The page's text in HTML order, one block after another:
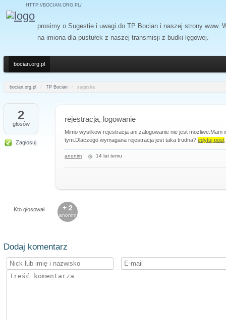
HTTP://BOCIAN.ORG.PL/
prosimy o Sugestie i uwagi do TP Bocian i naszej strony www.
na imiona dla pustułek z naszej transmisji z budki lęgowej.
bocian.org.pl
bocian.org.pl / TP Bocian / sugestia
2
głosów
Zagłosuj
rejestracja, logowanie
Mimo wysilkow rejestracja ani zalogowanie nie jest
tym.Dlaczego wymagana rejestracja jest taka trudna? edytuj post
anonim 14 lat temu
Kto głosował + 2
anonim
Dodaj komentarz